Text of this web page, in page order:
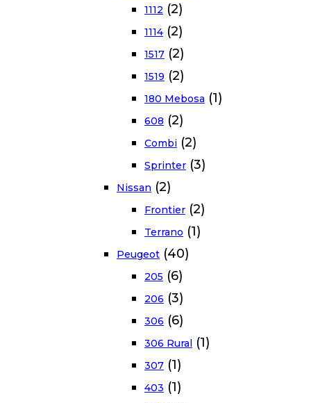
1112 (2)
1114 (2)
1517 (2)
1519 (2)
180 Mebosa (1)
608 (2)
Combi (2)
Sprinter (3)
Nissan (2)
Frontier (2)
Terrano (1)
Peugeot (40)
205 (6)
206 (3)
306 (6)
306 Rural (1)
307 (1)
403 (1)